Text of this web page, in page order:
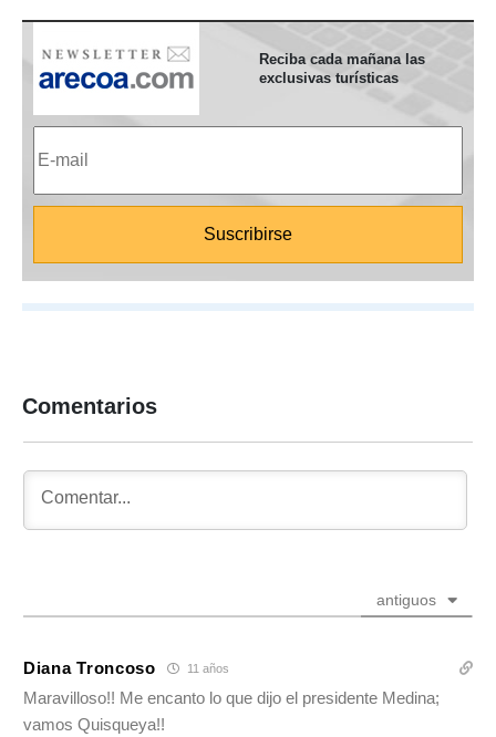
Reciba cada mañana las
exclusivas turísticas
Comentarios
antiguos
Diana Troncoso 11 años
Maravilloso!! Me encanto lo que dijo el presidente Medina;
vamos Quisqueya!!